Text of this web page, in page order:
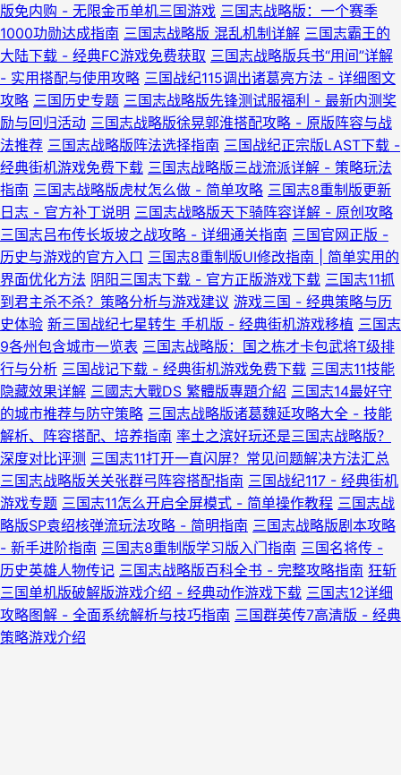
版免内购 - 无限金币单机三国游戏 三国志战略版：一个赛季
1000功勋达成指南 三国志战略版 混乱机制详解 三国志霸王的
大陆下载 - 经典FC游戏免费获取 三国志战略版兵书“用间”详解
- 实用搭配与使用攻略 三国战纪115调出诸葛亮方法 - 详细图文
攻略 三国历史专题 三国志战略版先锋测试服福利 - 最新内测奖
励与回归活动 三国志战略版徐晃郭淮搭配攻略 - 原版阵容与战
法推荐 三国志战略版阵法选择指南 三国战纪正宗版LAST下载 -
经典街机游戏免费下载 三国志战略版三战流派详解 - 策略玩法
指南 三国志战略版虎杖怎么做 - 简单攻略 三国志8重制版更新
日志 - 官方补丁说明 三国志战略版天下骑阵容详解 - 原创攻略
三国志吕布传长坂坡之战攻略 - 详细通关指南 三国官网正版 -
历史与游戏的官方入口 三国志8重制版UI修改指南 | 简单实用的
界面优化方法 阴阳三国志下载 - 官方正版游戏下载 三国志11抓
到君主杀不杀？策略分析与游戏建议 游戏三国 - 经典策略与历
史体验 新三国战纪七星转生 手机版 - 经典街机游戏移植 三国志
9各州包含城市一览表 三国志战略版：国之栋才卡包武将T级排
行与分析 三国战记下载 - 经典街机游戏免费下载 三国志11技能
隐藏效果详解 三國志大戰DS 繁體版專題介紹 三国志14最好守
的城市推荐与防守策略 三国志战略版诸葛魏延攻略大全 - 技能
解析、阵容搭配、培养指南 率土之滨好玩还是三国志战略版？
深度对比评测 三国志11打开一直闪屏？常见问题解决方法汇总
三国志战略版关关张群弓阵容搭配指南 三国战纪117 - 经典街机
游戏专题 三国志11怎么开启全屏模式 - 简单操作教程 三国志战
略版SP袁绍核弹流玩法攻略 - 简明指南 三国志战略版剧本攻略
- 新手进阶指南 三国志8重制版学习版入门指南 三国名将传 -
历史英雄人物传记 三国志战略版百科全书 - 完整攻略指南 狂斩
三国单机版破解版游戏介绍 - 经典动作游戏下载 三国志12详细
攻略图解 - 全面系统解析与技巧指南 三国群英传7高清版 - 经典
策略游戏介绍